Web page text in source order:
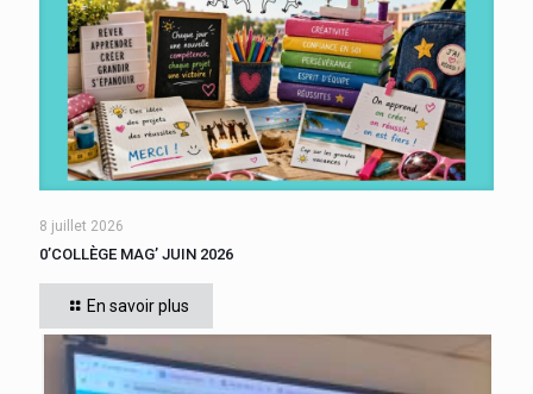
8 juillet 2026
0’COLLÈGE MAG’ JUIN 2026
En savoir plus